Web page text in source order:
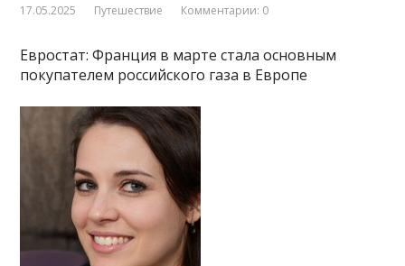
17.05.2025 Путешествие Комментарии: 0
Евростат: Франция в марте стала основным
покупателем российского газа в Европе